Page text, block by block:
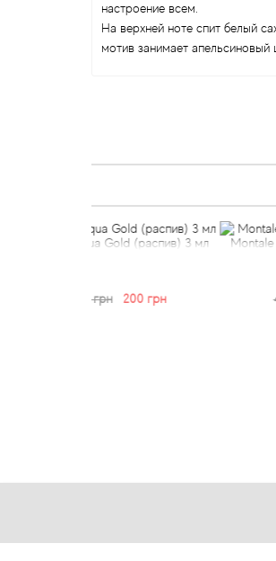
настроение всем.
На верхней ноте спит белый
мотив занимает
Gold (распив) 3 мл Montale Aqua Gold
300 грн